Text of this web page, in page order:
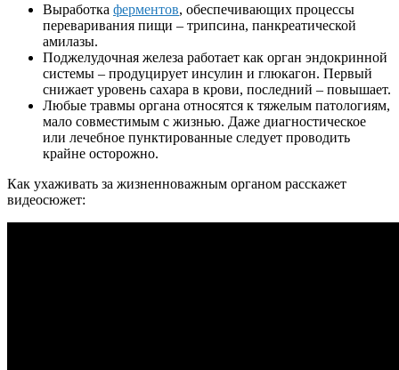
Выработка ферментов, обеспечивающих процессы
переваривания пищи – трипсина, панкреатической
амилазы.
Поджелудочная железа работает как орган эндокринной
системы – продуцирует инсулин и глюкагон. Первый
снижает уровень сахара в крови, последний – повышает.
Любые травмы органа относятся к тяжелым патологиям,
мало совместимым с жизнью. Даже диагностическое
или лечебное пунктированные следует проводить
крайне осторожно.
Как ухаживать за жизненноважным органом расскажет
видеосюжет: